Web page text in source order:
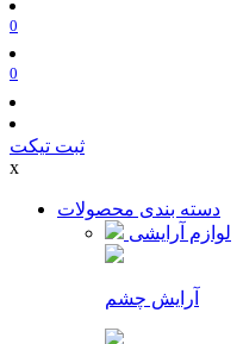
0
0
ثبت تیکت
x
دسته بندی محصولات
لوازم آرایشی
آرایش چشم